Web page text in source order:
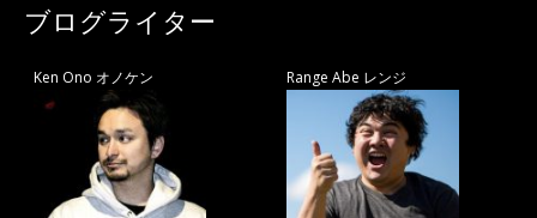
ブログライター
Ken Ono オノケン Range Abe レンジ